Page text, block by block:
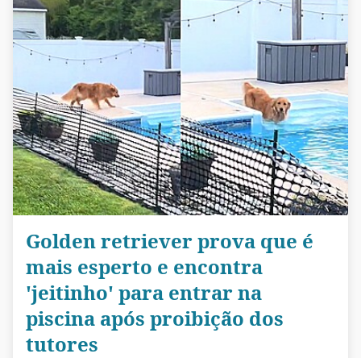
Golden retriever prova que é
mais esperto e encontra
'jeitinho' para entrar na
piscina após proibição dos
tutores